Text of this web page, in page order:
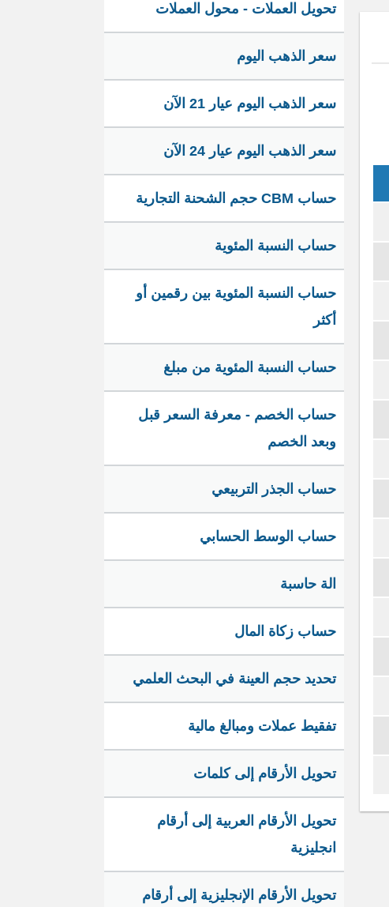
تحويل العملات - محول العملات
سعر الذهب اليوم
سعر الذهب اليوم عيار 21 الآن
سعر الذهب اليوم عيار 24 الآن
حساب CBM حجم الشحنة التجارية
حساب النسبة المئوية
حساب النسبة المئوية بين رقمين أو
أكثر
حساب النسبة المئوية من مبلغ
حساب الخصم - معرفة السعر قبل
وبعد الخصم
حساب الجذر التربيعي
حساب الوسط الحسابي
الة حاسبة
حساب زكاة المال
تحديد حجم العينة في البحث العلمي
تفقيط عملات ومبالغ مالية
تحويل الأرقام إلى كلمات
تحويل الأرقام العربية إلى أرقام
انجليزية
تحويل الأرقام الإنجليزية إلى أرقام